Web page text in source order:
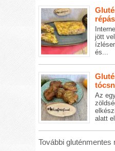
jött
és...
Az
alatt
További gluténmentes